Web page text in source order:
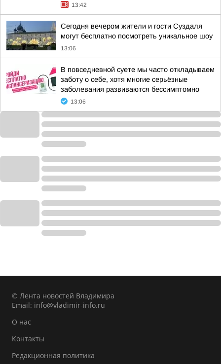
13:42
Сегодня вечером жители и гости Суздаля
могут бесплатно посмотреть уникальное шоу
13:06
В повседневной суете мы часто откладываем
заботу о себе, хотя многие серьёзные
заболевания развиваются бессимптомно
13:06
© Лента новостей Владимира
Email: info@vladimir-info.ru
О нас
Контакты
Редакционная политика